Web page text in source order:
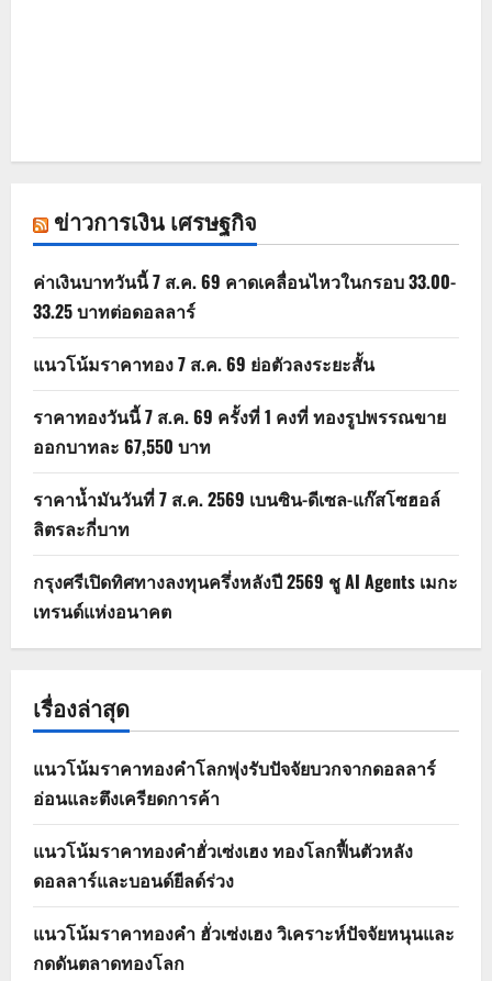
ข่าวการเงิน เศรษฐกิจ
ค่าเงินบาทวันนี้ 7 ส.ค. 69 คาดเคลื่อนไหวในกรอบ 33.00-
33.25 บาทต่อดอลลาร์
แนวโน้มราคาทอง 7 ส.ค. 69 ย่อตัวลงระยะสั้น
ราคาทองวันนี้ 7 ส.ค. 69 ครั้งที่ 1 คงที่ ทองรูปพรรณขาย
ออกบาทละ 67,550 บาท
ราคาน้ำมันวันที่ 7 ส.ค. 2569 เบนซิน-ดีเซล-แก๊สโซฮอล์
ลิตรละกี่บาท
กรุงศรีเปิดทิศทางลงทุนครึ่งหลังปี 2569 ชู AI Agents เมกะ
เทรนด์แห่งอนาคต
เรื่องล่าสุด
แนวโน้มราคาทองคำโลกพุ่งรับปัจจัยบวกจากดอลลาร์
อ่อนและตึงเครียดการค้า
แนวโน้มราคาทองคำฮั่วเซ่งเฮง ทองโลกฟื้นตัวหลัง
ดอลลาร์และบอนด์ยีลด์ร่วง
แนวโน้มราคาทองคำ ฮั่วเซ่งเฮง วิเคราะห์ปัจจัยหนุนและ
กดดันตลาดทองโลก